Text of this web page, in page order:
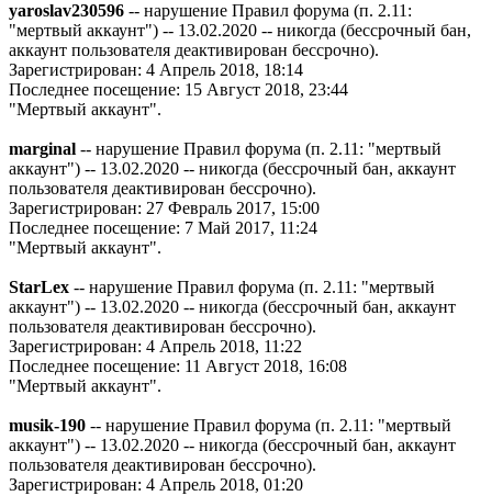
yaroslav230596 -- нарушение Правил форума (п. 2.11:
"мертвый аккаунт") -- 13.02.2020 -- никогда (бессрочный бан,
аккаунт пользователя деактивирован бессрочно).
Зарегистрирован: 4 Апрель 2018, 18:14
Последнее посещение: 15 Август 2018, 23:44
"Мертвый аккаунт".
marginal -- нарушение Правил форума (п. 2.11: "мертвый
аккаунт") -- 13.02.2020 -- никогда (бессрочный бан, аккаунт
пользователя деактивирован бессрочно).
Зарегистрирован: 27 Февраль 2017, 15:00
Последнее посещение: 7 Май 2017, 11:24
"Мертвый аккаунт".
StarLex -- нарушение Правил форума (п. 2.11: "мертвый
аккаунт") -- 13.02.2020 -- никогда (бессрочный бан, аккаунт
пользователя деактивирован бессрочно).
Зарегистрирован: 4 Апрель 2018, 11:22
Последнее посещение: 11 Август 2018, 16:08
"Мертвый аккаунт".
musik-190 -- нарушение Правил форума (п. 2.11: "мертвый
аккаунт") -- 13.02.2020 -- никогда (бессрочный бан, аккаунт
пользователя деактивирован бессрочно).
Зарегистрирован: 4 Апрель 2018, 01:20